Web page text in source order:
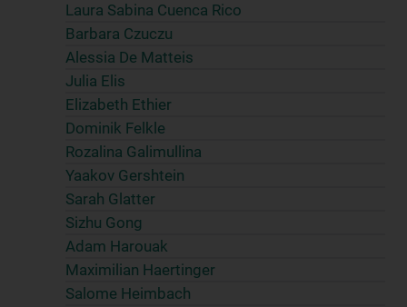
Laura Sabina Cuenca Rico
Barbara Czuczu
Alessia De Matteis
Julia Elis
Elizabeth Ethier
Dominik Felkle
Rozalina Galimullina
Yaakov Gershtein
Sarah Glatter
Sizhu Gong
Adam Harouak
Maximilian Haertinger
Salome Heimbach